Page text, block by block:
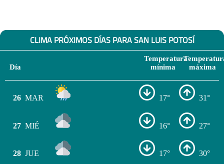
CLIMA PRÓXIMOS DÍAS PARA SAN LUIS POTOSÍ
Día
Temperatura
mínima
máxima
26 MAR 17° 31°
27 MIÉ 16° 27°
28 JUE 17° 30°